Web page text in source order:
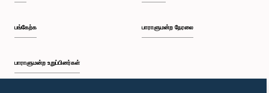
பங்கேற்க
பாராளுமன்ற உறுப்பினர்கள்
பாராளுமன்ற நேரலை